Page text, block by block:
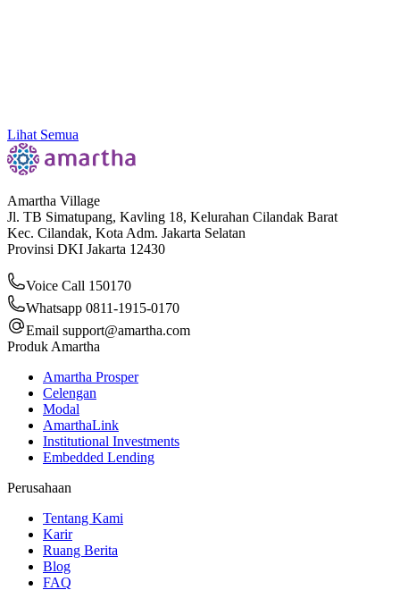
Dipakai di Dunia Bisnis
Lihat Semua
Amartha Village
Jl. TB Simatupang, Kavling 18, Kelurahan Cilandak Barat
Kec. Cilandak, Kota Adm. Jakarta Selatan
Provinsi DKI Jakarta 12430
Voice Call 150170
Whatsapp 0811-1915-0170
Email support@amartha.com
Produk Amartha
Amartha Prosper
Celengan
Modal
AmarthaLink
Institutional Investments
Embedded Lending
Perusahaan
Tentang Kami
Karir
Ruang Berita
Blog
FAQ